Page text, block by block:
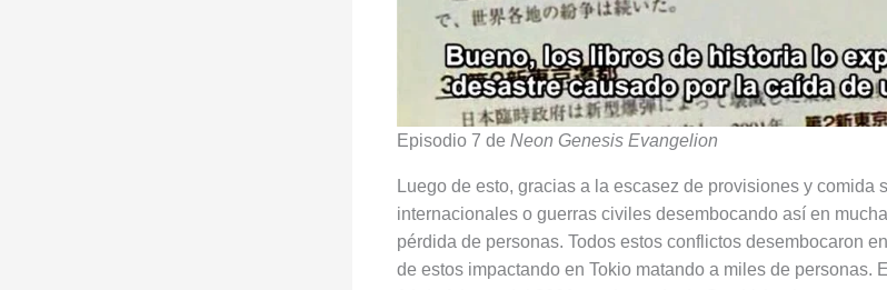
Episodio 7 de Neon Genesis Evangelion
Luego de esto, gracias a la escasez de provisiones y comida
internacionales o guerras civiles desembocando así en
pérdida de personas. Todos estos conflictos desembocaron
de estos impactando en Tokio matando a miles de personas.